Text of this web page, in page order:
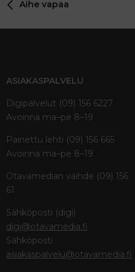
Aihe vapaa
ASIAKASPALVELU
Digipalvelut (09) 156 6227
Avoinna ma–pe 8–19
Painettu lehti (09) 156 665
Avoinna ma–pe 8–19
Otavamedian vaihde (09) 156
61
Sähköposti (digi)
digi@otavamedia.fi
Sähköposti
asiakaspalvelu@otavamedia.fi